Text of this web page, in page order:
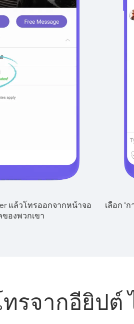
แล้วโทรออกจากหน้าจอ
องพวกเขา
เลือก "
รจากอียิปต์